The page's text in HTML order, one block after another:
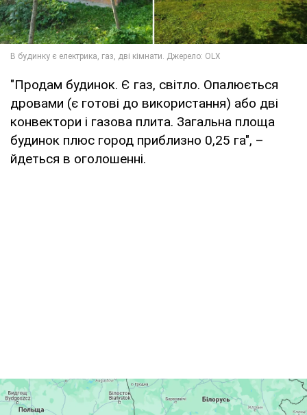
"Продам будинок. Є газ, світло. Опалюється
дровами (є готові до використання) або дві
конвектори і газова плита. Загальна площа
будинок плюс город приблизно 0,25 га", –
йдеться в оголошенні.